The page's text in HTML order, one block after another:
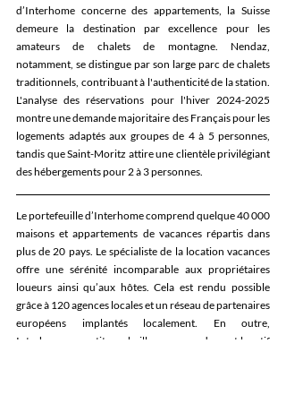
d’Interhome concerne des appartements, la Suisse
demeure la destination par excellence pour les
amateurs de chalets de montagne. Nendaz,
notamment, se distingue par son large parc de chalets
traditionnels, contribuant à l'authenticité de la station.
L'analyse des réservations pour l'hiver 2024-2025
montre une demande majoritaire des Français pour les
logements adaptés aux groupes de 4 à 5 personnes,
tandis que Saint-Moritz attire une clientèle privilégiant
des hébergements pour 2 à 3 personnes.
Le portefeuille d’Interhome comprend quelque 40 000
maisons et appartements de vacances répartis dans
plus de 20 pays. Le spécialiste de la location vacances
offre une sérénité incomparable aux propriétaires
loueurs ainsi qu’aux hôtes. Cela est rendu possible
grâce à 120 agences locales et un réseau de partenaires
européens implantés localement. En outre,
Interhome garantit aux bailleurs un rendement locatif